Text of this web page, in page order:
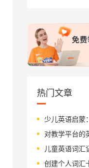
热门文章
少儿英语启蒙
对教学平台的
儿童英语词汇
创建个人词汇